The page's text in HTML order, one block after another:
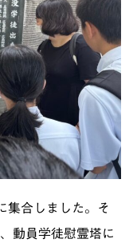
集合しました。そ
動員学徒慰霊塔に